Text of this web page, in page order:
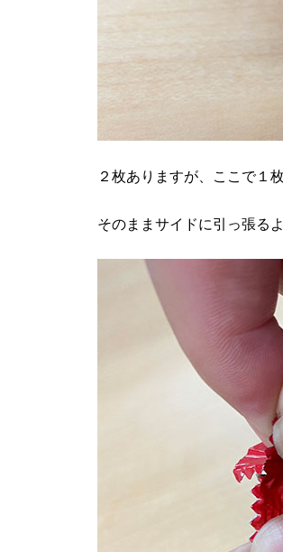
２枚ありますが、ここで１
そのままサイドに引っ張る